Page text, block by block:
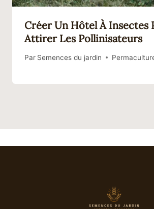
Créer Un Hôtel À Insectes
Attirer Les Pollinisateurs
Par Semences du jardin